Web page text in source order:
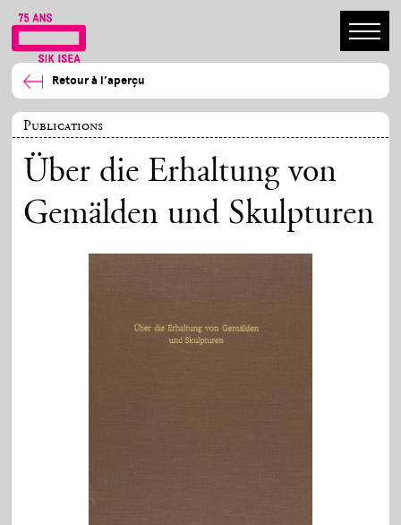
Retour à l’aperçu
Publications
Über die Erhaltung von
Gemälden und Skulpturen